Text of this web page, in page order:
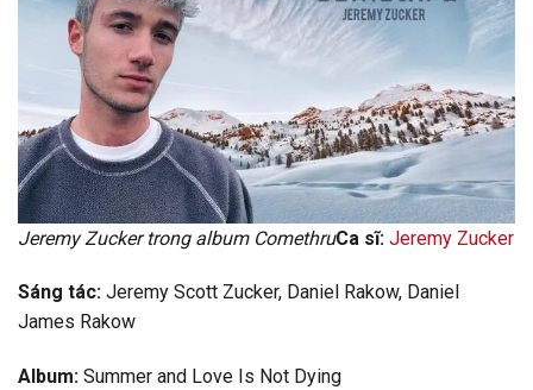
Jeremy Zucker trong album ComethruCa sĩ: Jeremy Zucker
Sáng tác: Jeremy Scott Zucker, Daniel Rakow, Daniel
James Rakow
Album: Summer and Love Is Not Dying